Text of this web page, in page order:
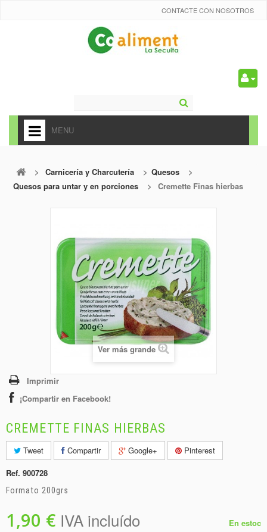
CONTACTE CON NOSOTROS
MENU
+
ALIMENTACIÓN
CARNICERÍA Y CHARCUTERÍA
DROGUERÍA
> Carnicería y Charcutería > Quesos
>
Quesos para untar y en porciones
> Cremette Finas hierbas
Ver más grande
Imprimir
¡Compartir en Facebook!
CREMETTE FINAS HIERBAS
Tweet Compartir Google+
Pinterest
Ref. 900728
Formato 200grs
1,90 € IVA incluído En estoc